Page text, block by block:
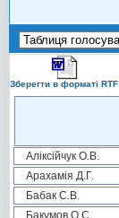
Зберегти в форматі RTF
Аліксійчук О.В.
Арахамія Д.Г.
Бабак С.В.
Бакумов О.С.